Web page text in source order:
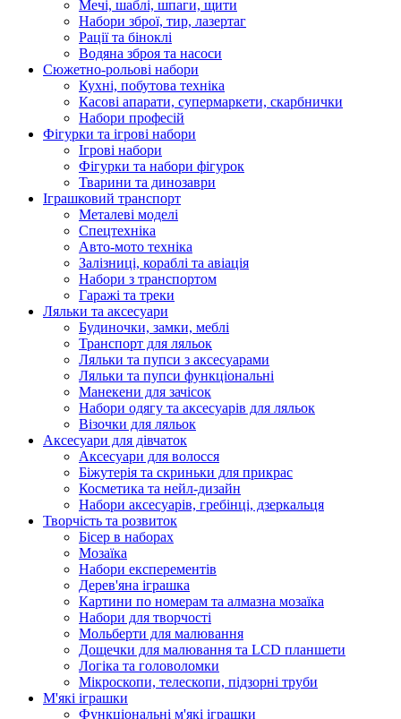
Мечі, шаблі, шпаги, щити
Набори зброї, тир, лазертаг
Рації та біноклі
Водяна зброя та насоси
Сюжетно-рольові набори
Кухні, побутова техніка
Касові апарати, супермаркети, скарбнички
Набори професій
Фігурки та ігрові набори
Ігрові набори
Фігурки та набори фігурок
Тварини та динозаври
Іграшковий транспорт
Металеві моделі
Спецтехніка
Авто-мото техніка
Залізниці, кораблі та авіація
Набори з транспортом
Гаражі та треки
Ляльки та аксесуари
Будиночки, замки, меблі
Транспорт для ляльок
Ляльки та пупси з аксесуарами
Ляльки та пупси функціональні
Манекени для зачісок
Набори одягу та аксесуарів для ляльок
Візочки для ляльок
Аксесуари для дівчаток
Аксесуари для волосся
Біжутерія та скриньки для прикрас
Косметика та нейл-дизайн
Набори аксесуарів, гребінці, дзеркальця
Творчість та розвиток
Бісер в наборах
Мозаїка
Набори експерементів
Дерев'яна іграшка
Картини по номерам та алмазна мозаїка
Набори для творчості
Мольберти для малювання
Дощечки для малювання та LCD планшети
Логіка та головоломки
Мікроскопи, телескопи, підзорні труби
М'які іграшки
Функціональні м'які іграшки